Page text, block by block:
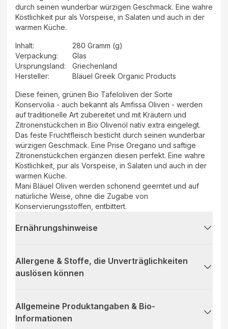
durch seinen wunderbar würzigen Geschmack. Eine wahre
Köstlichkeit pur als Vorspeise, in Salaten und auch in der
warmen Küche.
Inhalt:
280 Gramm (g)
Verpackung:
Glas
Ursprungsland:
Griechenland
Hersteller: Bläuel Greek Organic Products
Diese feinen, grünen Bio Tafeloliven der Sorte
Konservolia - auch bekannt als Amfissa Oliven - werden
auf traditionelle Art zubereitet und mit Kräutern und
Zitronenstückchen in Bio Olivenöl nativ extra eingelegt.
Das feste Fruchtfleisch besticht durch seinen wunderbar
würzigen Geschmack. Eine Prise Oregano und saftige
Zitronenstückchen ergänzen diesen perfekt. Eine wahre
Köstlichkeit, pur als Vorspeise, in Salaten und auch in der
warmen Küche.
Mani Bläuel Oliven werden schonend geerntet und auf
natürliche Weise, ohne die Zugabe von
Konservierungsstoffen, entbittert.
Ernährungshinweise
Allergene & Stoffe, die Unverträglichkeiten
auslösen können
Allgemeine Produktangaben & Bio-
Informationen